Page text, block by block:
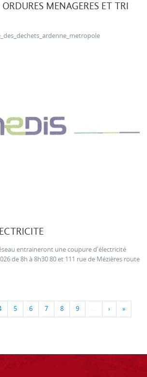
MENAGERES ET TRI
entraineront une coupure d'électricité
de 8h à 8h30 80 et 111 rue de Mézières route
5 6 7 8 9 … › »